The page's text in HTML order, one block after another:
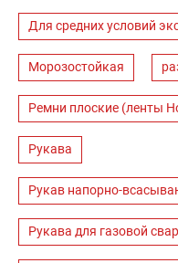
Для средних условий
Морозостойкая
Ремни плоские (ленты
Рукава
Рукав напорно-
Рукава для газовой